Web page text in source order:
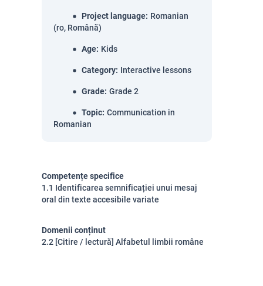
Project language: Romanian
(ro, Română)
Age: Kids
Category: Interactive lessons
Grade: Grade 2
Topic: Communication in
Romanian
Competențe specifice
1.1 Identificarea semnificației unui mesaj
oral din texte accesibile variate
Domenii conținut
2.2 [Citire / lectură] Alfabetul limbii române